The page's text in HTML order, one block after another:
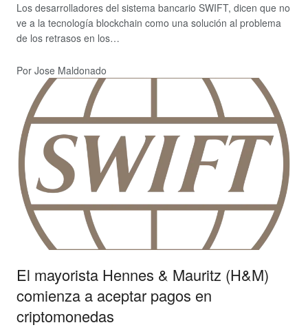
Los desarrolladores del sistema bancario SWIFT, dicen que no
ve a la tecnología blockchain como una solución al problema
de los retrasos en los…
Por Jose Maldonado
El mayorista Hennes & Mauritz (H&M)
comienza a aceptar pagos en
criptomonedas